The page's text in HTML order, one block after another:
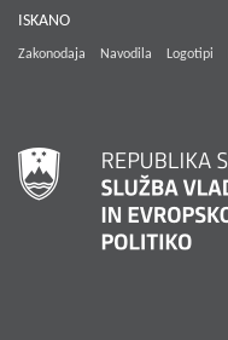
ISKANO
Zakonodaja Navodila Logotipi